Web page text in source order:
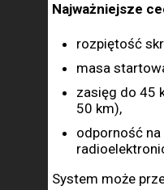
Najważniejsze
rozpiętość
masa
zasięg do 45
50 km),
odporność na
System może